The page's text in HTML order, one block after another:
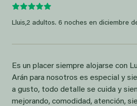
Lluis,2 adultos. 6 noches en diciembre
Es un placer siempre alojarse con
Arán para nosotros es especial y
a gusto, todo detalle se cuida y
mejorando, comodidad, atención,